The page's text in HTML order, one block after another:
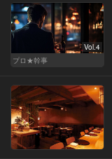
Vol.4
プロ★幹事